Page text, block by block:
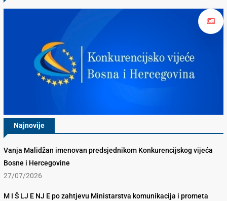
Najnovije
Vanja Malidžan imenovan predsjednikom Konkurencijskog vijeća
Bosne i Hercegovine
27/07/2026
M I Š LJ E NJ E po zahtjevu Ministarstva komunikacija i prometa